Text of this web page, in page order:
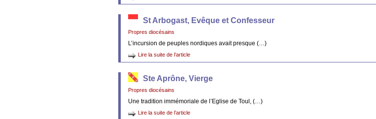
St Arbogast, Evêque et Confesseur
Propres diocésains
L’incursion de peuples nordiques avait presque (…)
Lire la suite de l’article
Ste Aprône, Vierge
Propres diocésains
Une tradition immémoriale de l’Eglise de Toul, (…)
Lire la suite de l’article